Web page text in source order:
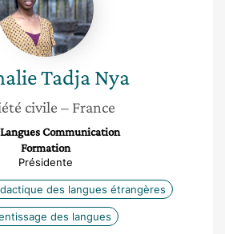
Tadja Nya
civile – France
Langues Communication
Formation
Présidente
des langues étrangères
des langues